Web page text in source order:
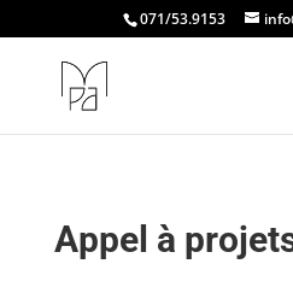
071/53.9153
Appel à